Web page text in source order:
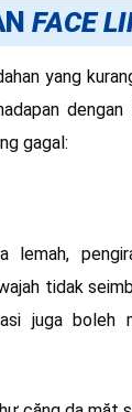
FACE
yang
gagal:
lemah,
tidak
juga boleh